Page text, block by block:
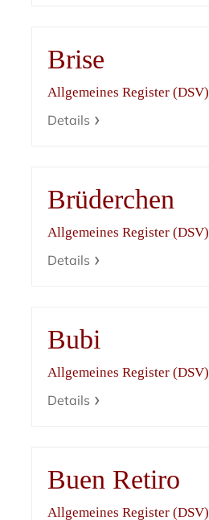
Brise
Allgemeines Register (DSV)
Details
Brüderchen
Allgemeines Register (DSV)
Details
Bubi
Allgemeines Register (DSV)
Details
Buen Retiro
Allgemeines Register (DSV)